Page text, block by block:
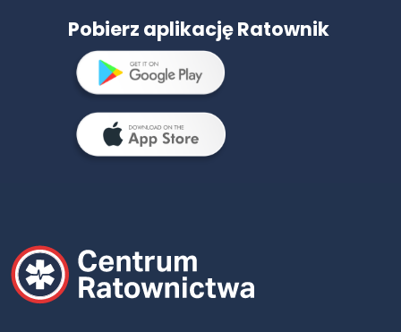
Pobierz aplikację Ratownik